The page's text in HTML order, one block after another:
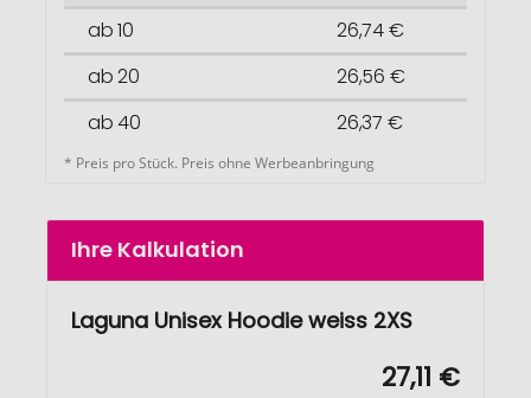
ab 10
26,74 €
ab 20
26,56 €
ab 40
26,37 €
* Preis pro Stück. Preis ohne Werbeanbringung
Ihre Kalkulation
Laguna Unisex Hoodie weiss 2XS
27,11 €